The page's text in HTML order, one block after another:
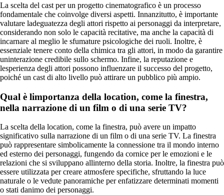
La scelta del cast per un progetto cinematografico è un processo
fondamentale che coinvolge diversi aspetti. Innanzitutto, è importante
valutare ladeguatezza degli attori rispetto ai personaggi da interpretare,
considerando non solo le capacità recitative, ma anche la capacità di
incarnare al meglio le sfumature psicologiche dei ruoli. Inoltre, è
essenziale tenere conto della chimica tra gli attori, in modo da garantire
uninterazione credibile sullo schermo. Infine, la reputazione e
lesperienza degli attori possono influenzare il successo del progetto,
poiché un cast di alto livello può attirare un pubblico più ampio.
Qual è limportanza della location, come la finestra,
nella narrazione di un film o di una serie TV?
La scelta della location, come la finestra, può avere un impatto
significativo sulla narrazione di un film o di una serie TV. La finestra
può rappresentare simbolicamente la connessione tra il mondo interno
ed esterno dei personaggi, fungendo da cornice per le emozioni e le
relazioni che si sviluppano allinterno della storia. Inoltre, la finestra può
essere utilizzata per creare atmosfere specifiche, sfruttando la luce
naturale o le vedute panoramiche per enfatizzare determinati momenti
o stati danimo dei personaggi.